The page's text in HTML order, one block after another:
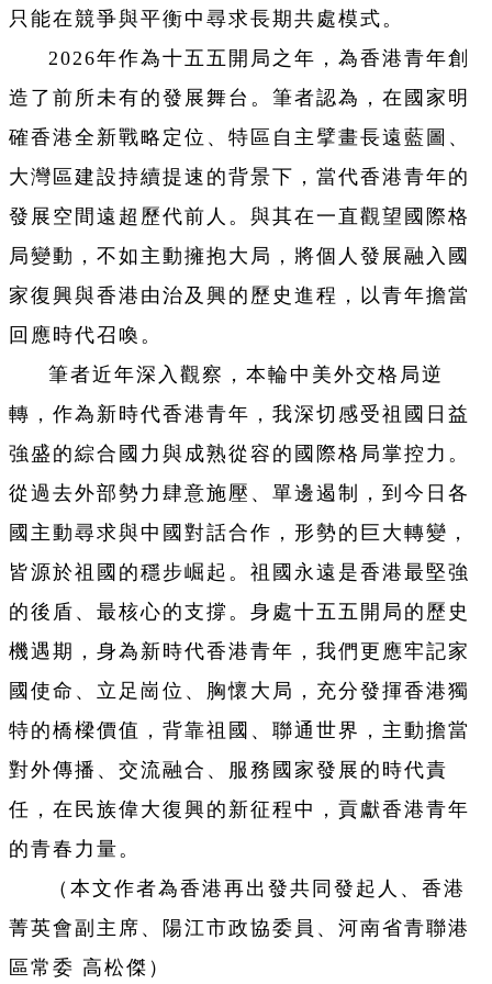
只能在競爭與平衡中尋求長期共處模式。
2026年作為十五五開局之年，為香港青年創
造了前所未有的發展舞台。筆者認為，在國家明
確香港全新戰略定位、特區自主擘畫長遠藍圖、
大灣區建設持續提速的背景下，當代香港青年的
發展空間遠超歷代前人。與其在一直觀望國際格
局變動，不如主動擁抱大局，將個人發展融入國
家復興與香港由治及興的歷史進程，以青年擔當
回應時代召喚。
筆者近年深入觀察，本輪中美外交格局逆
轉，作為新時代香港青年，我深切感受祖國日益
強盛的綜合國力與成熟從容的國際格局掌控力。
從過去外部勢力肆意施壓、單邊遏制，到今日各
國主動尋求與中國對話合作，形勢的巨大轉變，
皆源於祖國的穩步崛起。祖國永遠是香港最堅強
的後盾、最核心的支撐。身處十五五開局的歷史
機遇期，身為新時代香港青年，我們更應牢記家
國使命、立足崗位、胸懷大局，充分發揮香港獨
特的橋樑價值，背靠祖國、聯通世界，主動擔當
對外傳播、交流融合、服務國家發展的時代責
任，在民族偉大復興的新征程中，貢獻香港青年
的青春力量。
（本文作者為香港再出發共同發起人、香港
菁英會副主席、陽江市政協委員、河南省青聯港
區常委 高松傑）